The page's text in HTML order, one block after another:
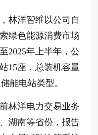
林洋智维以公司自
绿色能源消费市场
2025年上半年，公
15座，总装机容量
能电站类型。
林洋电力交易业务
湖南等省份，报告